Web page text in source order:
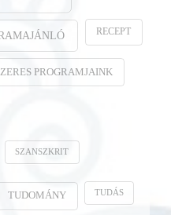
RECEPT
PROGRAMJAINK
SZANSZKRIT
TUDOMÁNY TUDÁS